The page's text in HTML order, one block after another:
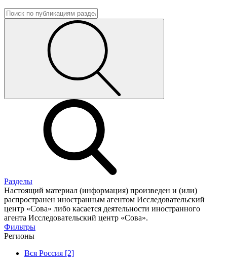
Разделы
Настоящий материал (информация) произведен и (или)
распространен иностранным агентом Исследовательский
центр «Сова» либо касается деятельности иностранного
агента Исследовательский центр «Сова».
Фильтры
Регионы
Вся Россия [2]